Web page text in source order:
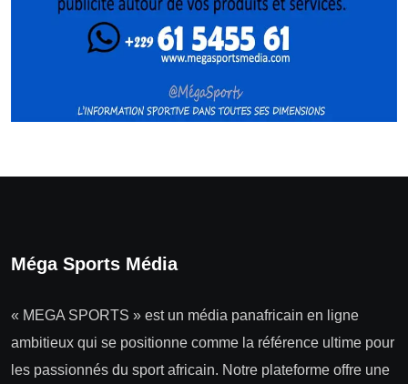
Méga Sports Média
« MEGA SPORTS » est un média panafricain en ligne
ambitieux qui se positionne comme la référence ultime pour
les passionnés du sport africain. Notre plateforme offre une